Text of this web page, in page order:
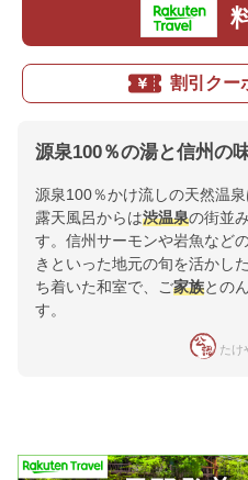
割引クー
源泉100％の湯と信州の
源泉100％かけ流しの天然温
露天風呂からは渋温泉の街並
す。信州サーモンや岩魚などの
きといった地元の旬を活かし
ち着いた和室で、ご家族との
す。
たけ